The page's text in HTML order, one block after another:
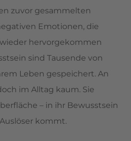
zuvor gesammelten
Emotionen, die
hervorgekommen
sind Tausende von
Leben gespeichert. An
im Alltag kaum. Sie
– in ihr Bewusstsein
kommt.